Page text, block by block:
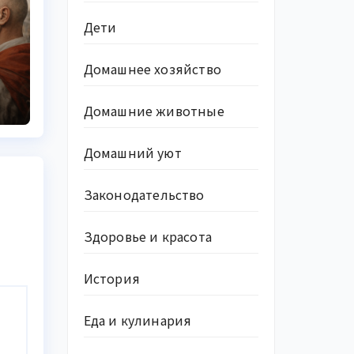
Дети
Домашнее хозяйство
Домашние животные
Домашний уют
Законодательство
Здоровье и красота
История
Еда и кулинария